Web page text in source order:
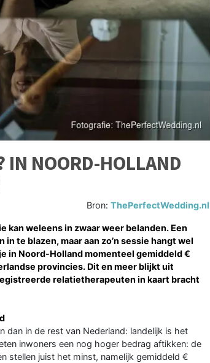
IN NOORD-HOLLAND
Bron:ThePerfectWedding.nl
kan weleens in zwaar weer belanden. Een
te blazen, maar aan zo’n sessie hangt wel
in Noord-Holland momenteel gemiddeld €
provincies. Dit en meer blijkt uit
relatietherapeuten in kaart bracht
dan in de rest van Nederland: landelijk is het
inwoners een nog hoger bedrag aftikken: de
stellen juist het minst, namelijk gemiddeld €